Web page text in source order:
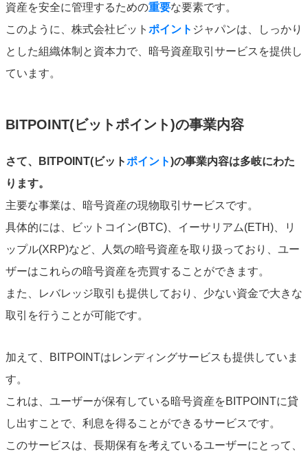
資産を安全に管理するための重要な要素です。
このように、株式会社ビット ポイント ジャパンは、しっかり
とした組織体制と資本力で、暗号資産取引サービスを提供し
ています。
BITPOINT(ビットポイント)の事業内容
さて、BITPOINT(ビットポイント)の事業内容は多岐にわた
ります。
主要な事業は、暗号資産の現物取引サービスです。
具体的には、ビットコイン(BTC)、イーサリアム(ETH)、リ
ップル(XRP)など、人気の暗号資産を取り扱っており、ユー
ザーはこれらの暗号資産を売買することができます。
また、レバレッジ取引も提供しており、少ない資金で大きな
取引を行うことが可能です。
加えて、BITPOINTはレンディングサービスも提供していま
す。
これは、ユーザーが保有している暗号資産をBITPOINTに貸
し出すことで、利息を得ることができるサービスです。
このサービスは、長期保有を考えているユーザーにとって、